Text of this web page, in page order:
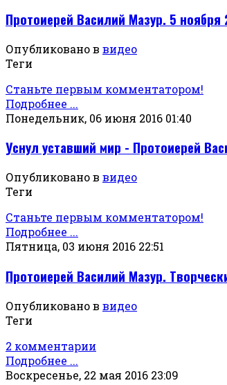
Протоиерей Василий Мазур. 5 ноября
Опубликовано в видео
Теги
Станьте первым комментатором!
Подробнее ...
Понедельник, 06 июня 2016 01:40
Уснул уставший мир - Протоиерей
Опубликовано в видео
Теги
Станьте первым комментатором!
Подробнее ...
Пятница, 03 июня 2016 22:51
Протоиерей Василий Мазур.
Опубликовано в видео
Теги
2 комментарии
Подробнее ...
Воскресенье, 22 мая 2016 23:09